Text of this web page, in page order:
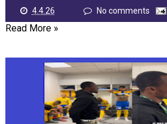
4.4.26
No comments
Read More »